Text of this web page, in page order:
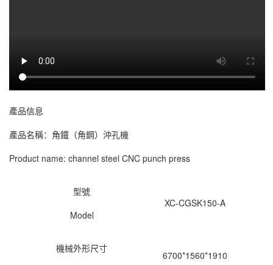
產品信息
產品名稱： 角鐵（角鋼）沖孔機
Product name: channel steel CNC punch press
型號
Model
XC-CGSK150-A
機械外形尺寸
6700*1560*1910